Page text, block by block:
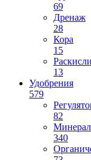
69
Дренаж
28
Кора
15
13
Удобрения
579
82
340